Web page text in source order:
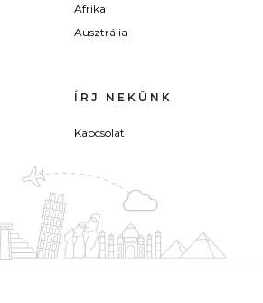
Afrika
Ausztrália
ÍRJ NEKÜNK
Kapcsolat